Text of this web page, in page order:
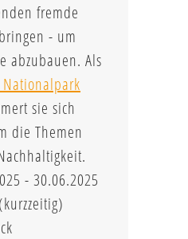
fremde
- um
abzubauen. Als
sie sich
die Themen
- 30.06.2025